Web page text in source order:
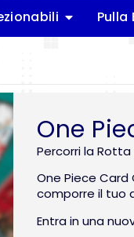
Pulla
One
Percorri la
One Piece
comporre il tuo
Entra in una